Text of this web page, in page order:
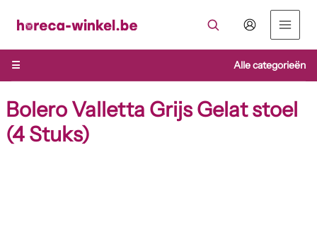
naar
inhoud
☰
Alle categorieën
Bolero Valletta Grijs Gelat stoel
(4 Stuks)